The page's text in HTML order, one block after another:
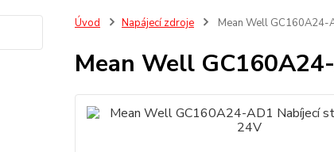
Úvod Napájecí zdroje Mean Well GC160A24-
Mean Well